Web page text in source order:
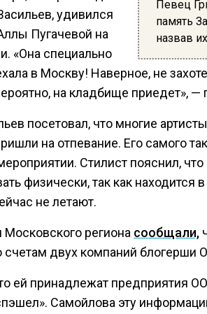
Певец
память
назвав
удивился
Пугачевой на
«Она специально
в Москву! Наверное, не
на кладбище приедет», —
посетовал, что многие
на отпевание. Его самого
Стилист пояснил, что
физически, так как
не летают.
Московского региона сообщали,
счетам двух компаний блогерши
ей принадлежат предприятия
Самойлова эту